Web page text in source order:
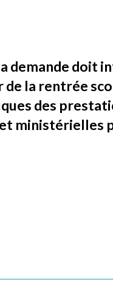
demande doit
de la rentrée
des
ministérielles